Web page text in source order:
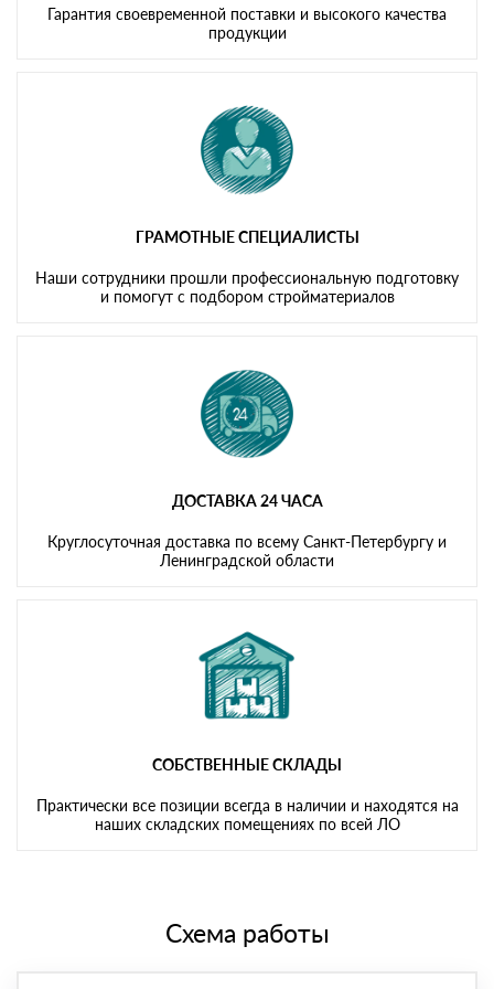
Гарантия своевременной поставки и высокого качества
продукции
ГРАМОТНЫЕ СПЕЦИАЛИСТЫ
Наши сотрудники прошли профессиональную подготовку
и помогут с подбором стройматериалов
ДОСТАВКА 24 ЧАСА
Круглосуточная доставка по всему Санкт-Петербургу и
Ленинградской области
СОБСТВЕННЫЕ СКЛАДЫ
Практически все позиции всегда в наличии и находятся на
наших складских помещениях по всей ЛО
Схема работы